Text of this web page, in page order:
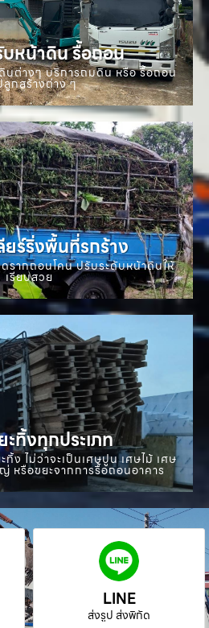
หน้าดิน รื้อถอน
ต่างๆ บริการถมดิน หรือ รื้อถอน
กสร้างต่าง ๆ
ยร์ริ่งพื้นที่รกร้าง
ากถอนโคน ปรับระดับหน้าดินให้
เรียบสวย
ทิ้งทุกประเภท
ง ไม่ว่าจะเป็นเศษปูน เศษไม้ เศษ
หรือขยะจากการรื้อถอนอาคาร
LINE
ส่งรูป ส่งพิกัด